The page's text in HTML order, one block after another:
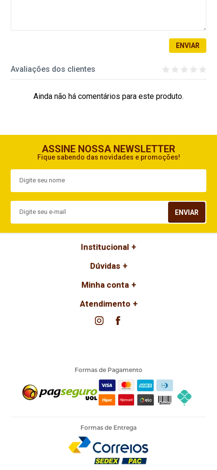
ENVIAR
Avaliações dos clientes
Ainda não há comentários para este produto.
ASSINE NOSSA NEWSLETTER
Fique sabendo das novidades e promoções!
ENVIAR
Institucional
Dúvidas
Minha conta
Atendimento
Formas de Pagamento
Formas de Entrega